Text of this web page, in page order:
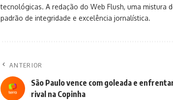
tecnológicas. A redação do Web Flush, uma mistura
padrão de integridade e excelência jornalística.
ANTERIOR
São Paulo vence com goleada e
rival na Copinha